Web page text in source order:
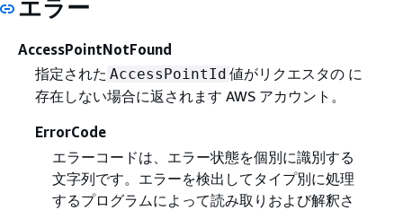
エラー
AccessPointNotFound
指定された AccessPointId 値がリクエスタの に
存在しない場合に返されます AWS アカウント。
ErrorCode
エラーコードは、エラー状態を個別に識別する
文字列です。エラーを検出してタイプ別に処理
するプログラムによって読み取りおよび解釈さ